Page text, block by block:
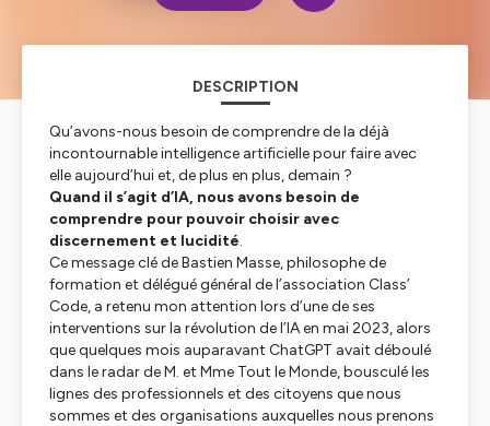
DESCRIPTION
Qu’avons-nous besoin de comprendre de la déjà
incontournable intelligence artificielle pour faire avec
elle aujourd’hui et, de plus en plus, demain ?
Quand il s’agit d’IA, nous avons besoin de
comprendre pour pouvoir choisir avec
discernement et lucidité.
Ce message clé de Bastien Masse, philosophe de
formation et délégué général de l’association Class’
Code, a retenu mon attention lors d’une de ses
interventions sur la révolution de l’IA en mai 2023, alors
que quelques mois auparavant ChatGPT avait déboulé
dans le radar de M. et Mme Tout le Monde, bousculé les
lignes des professionnels et des citoyens que nous
sommes et des organisations auxquelles nous prenons